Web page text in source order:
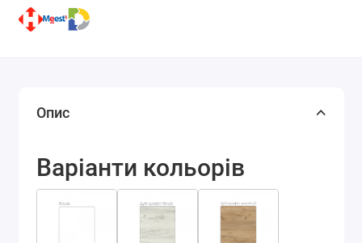
Опис
Варіанти кольорів